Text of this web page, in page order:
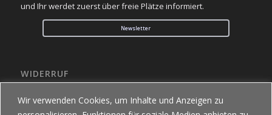
Wir verwenden Cookies, um Inhalte und Anzeigen zu
und Ihr werdet zuerst über freie Plätze informiert.
Newsletter
WIDERRUF
Über den folgenden Button kannst Du Deinen Widerruf